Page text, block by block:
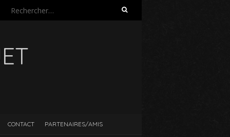
Rechercher :
CONTACT PARTENAIRES/AMIS